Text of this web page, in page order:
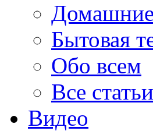
Бытовая
Обо всем
Все статьи
Видео